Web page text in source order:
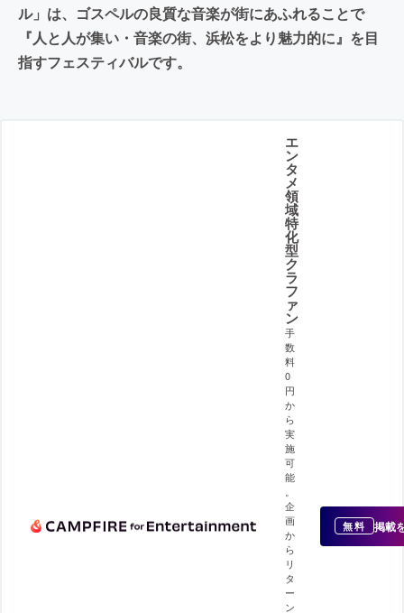
ル」は、ゴスペルの良質な音楽が街にあふれることで
『人と人が集い・音楽の街、浜松をより魅力的に』を目
指すフェスティバルです。
エ
ン
タ
メ
領
域
特
化
型
ク
ラ
フ
ァ
ン
手
数
料
0
円
か
ら
実
施
可
能
企
画
か
ら
リ
タ
ー
ン
無料 掲載